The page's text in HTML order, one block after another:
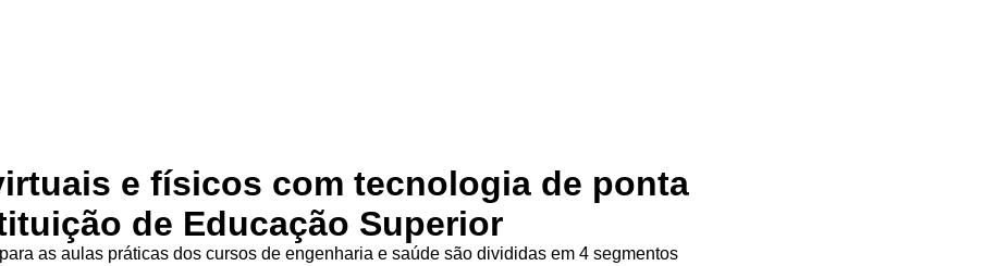
e físicos com tecnologia de ponta
de Educação Superior
as aulas práticas dos cursos de engenharia e saúde são divididas em 4 segmentos